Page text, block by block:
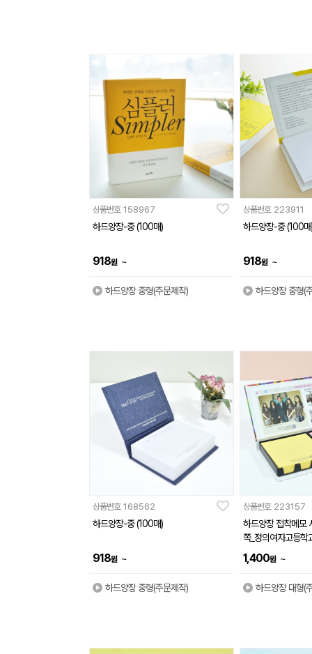
상품번호 158967
하드양장-중 (100매)
918원 ~
하드양장 중형(주문제작)
상품번호 223911
하드양장-중 (100
918원 ~
하드양장 중형(
상품번호 168562
하드양장-중 (100매)
918원 ~
하드양장 중형(주문제작)
상품번호 223157
하드양장 접착메모
쪽_정의여자고등학
1,400원 ~
하드양장 대형(